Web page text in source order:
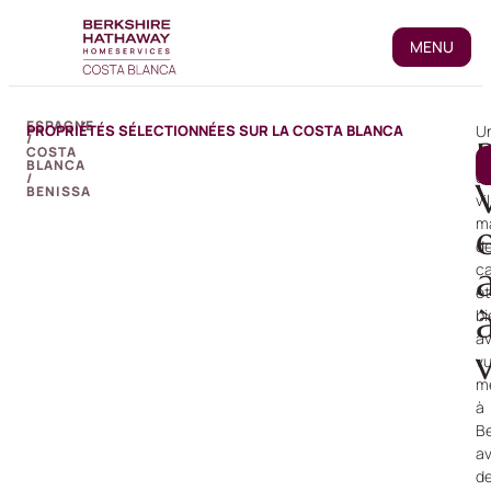
MENU
ESPAGNE
/
COSTA
BLANCA
/
BENISSA
PROPRIÉTÉS SÉLECTIONNÉES SUR LA COSTA BLANCA
et
à